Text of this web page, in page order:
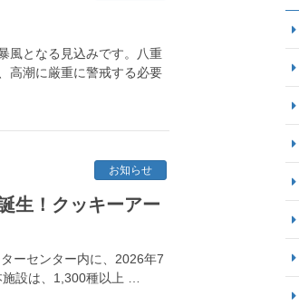
風となる見込みです。八重
高潮に厳重に警戒する必要
お知らせ
生！クッキーアー
ーセンター内に、2026年7
設は、1,300種以上 …